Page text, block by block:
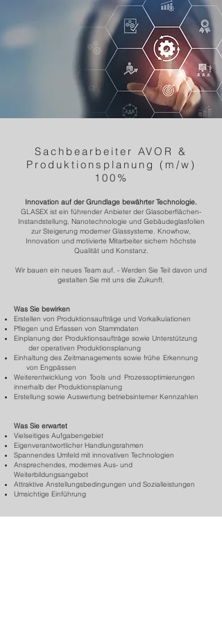
Sachbearbeiter AVOR &
Produktionsplanung (m/w)
100%
Innovation auf der Grundlage bewährter Technologie.
GLASEX ist ein führender Anbieter der Glasoberflächen-
Instandstellung, Nanotechnologie und Gebäudeglasfolien
zur Steigerung moderner Glassysteme. Knowhow,
Innovation und motivierte Mitarbeiter sichern höchste
Qualität und Konstanz.
Wir bauen ein neues Team auf. - Werden Sie Teil davon und
gestalten Sie mit uns die Zukunft.
Was Sie bewirken
Erstellen von Produktionsaufträge und Vorkalkulationen
Pflegen und Erfassen von Stammdaten
Einplanung der Produktionsaufträge sowie Unterstützung
der operativen Produktionsplanung
Einhaltung des Zeitmanagements sowie frühe Erkennung
von Engpässen
Weiterentwicklung von Tools und Prozessoptimierungen
innerhalb der Produktionsplanung
Erstellung sowie Auswertung betriebsinterner Kennzahlen
Was Sie erwartet
Vielseitiges Aufgabengebiet
Eigenverantwortlicher Handlungsrahmen
Spannendes Umfeld mit innovativen Technologien
Ansprechendes, modernes Aus- und
Weiterbildungsangebot
Attraktive Anstellungsbedingungen und Sozialleistungen
Umsichtige Einführung